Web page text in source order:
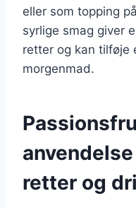
eller som topping
syrlige smag giver
retter og kan tilføje
morgenmad.
retter og